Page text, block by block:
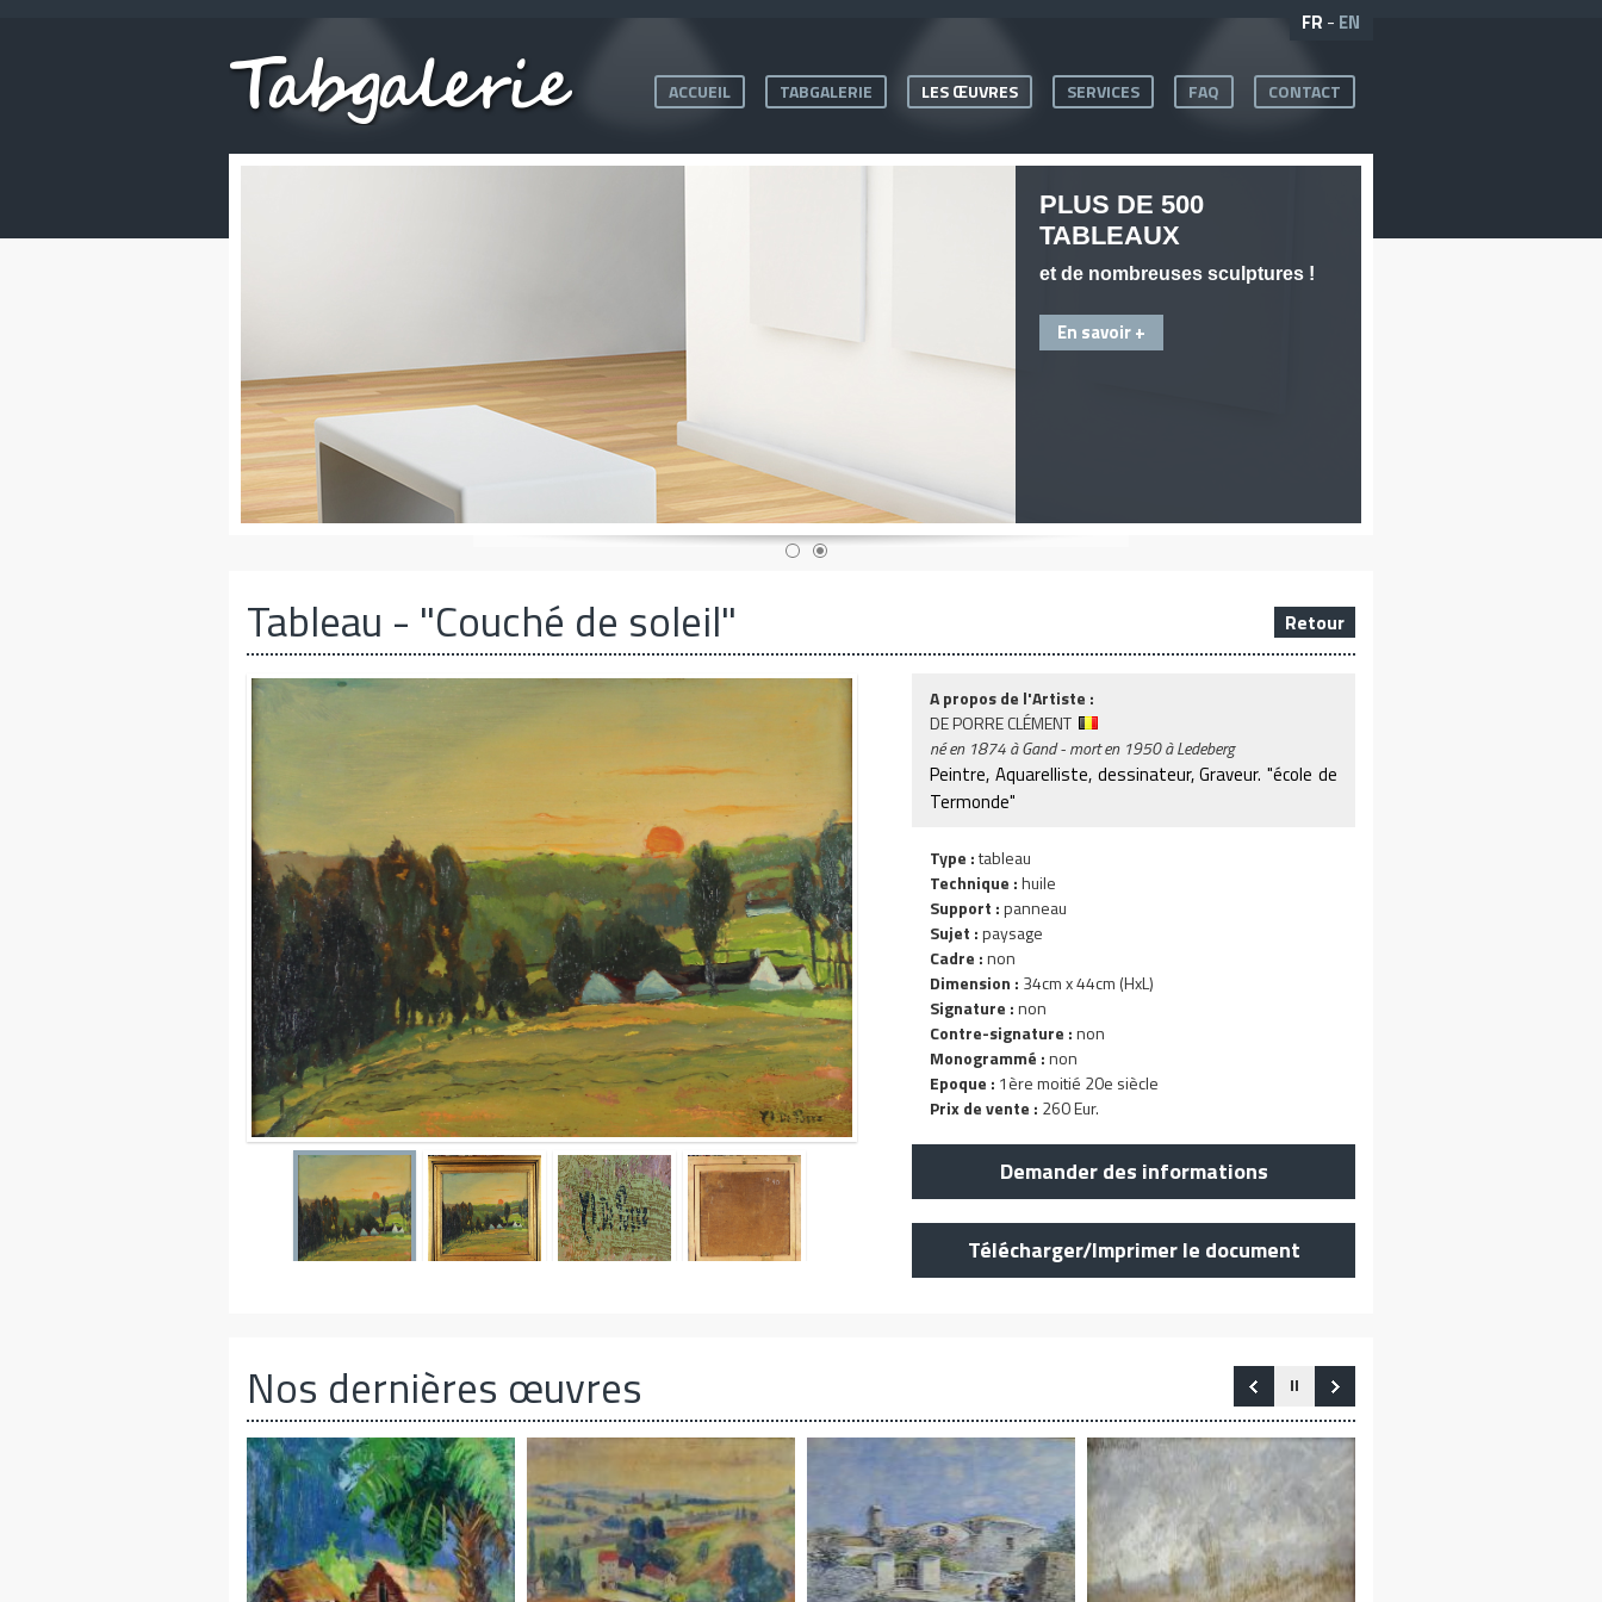
FR - EN
ACCUEIL TABGALERIE LES ŒUVRES SERVICES FAQ CONTACT
PLUS DE 500
TABLEAUX
et de nombreuses sculptures !
En savoir +
Retour
Tableau - "Couché de soleil"
A propos de l'Artiste :
DE PORRE CLÉMENT
né en 1874à Gand - mort en 1950 à Ledeberg
Peintre, Aquarelliste, dessinateur, Graveur. "école de
Termonde"
Type :tableau
Technique :huile
Support :panneau
Sujet :paysage
Cadre :non
Dimension : 34cm x 44cm (HxL)
Signature :non
Contre-signature :non
Monogrammé :non
Epoque : 1ère moitié 20e siècle
Prix de vente : 260 Eur.
Demander des informations
Télécharger/Imprimer le document
Nos dernières œuvres